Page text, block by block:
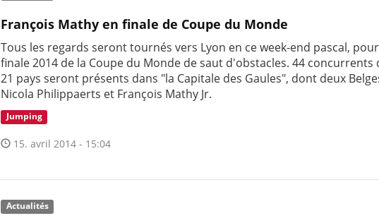
François Mathy en finale de Coupe du Monde
Tous les regards seront tournés vers Lyon en ce week-end pascal,
finale 2014 de la Coupe du Monde de saut d'obstacles. 44 concurrents
21 pays seront présents dans "la Capitale des Gaules", dont deux
Nicola Philippaerts et François Mathy Jr.
Jumping
15. avril 2014 - 15:04
Actualités